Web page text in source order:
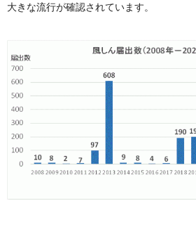
大きな流行が確認されています。